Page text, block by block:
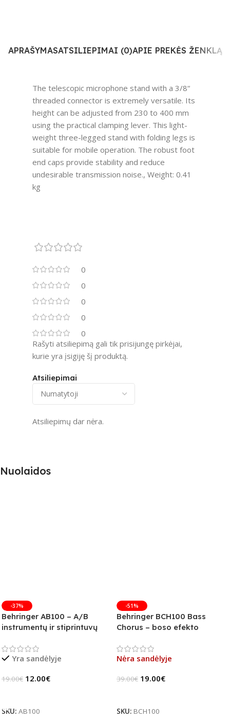
APRAŠYMASATSILIEPIMAI (0)APIE PREKĖS ŽENKLĄ
The telescopic microphone stand with a 3/8“
threaded connector is extremely versatile. Its
height can be adjusted from 230 to 400 mm
using the practical clamping lever. This light-
weight three-legged stand with folding legs is
suitable for mobile operation. The robust foot
end caps provide stability and reduce
undesirable transmission noise., Weight: 0.41
kg
0
0
0
0
0
Atsiliepimai
Atsiliepimų dar nėra.
Rašyti atsiliepimą gali tik prisijungę pirkėjai,
kurie yra įsigiję šį produktą.
Nuolaidos
-37%
Behringer AB100 – A/B
instrumentų ir stiprintuvų
Yra sandėlyje
19.00€ 12.00€
SKU: AB100
-51%
Behringer BCH100 Bass
Chorus – boso efekto
Nėra sandėlyje
39.00€ 19.00€
SKU: BCH100